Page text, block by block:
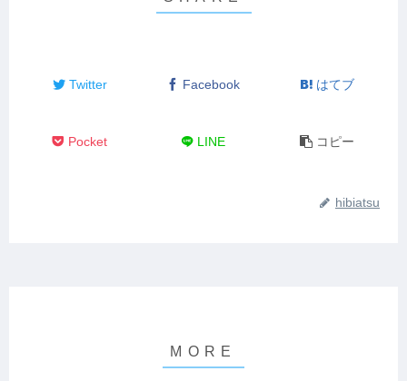
Twitter Facebook はてブ
Pocket LINE コピー
hibiatsu